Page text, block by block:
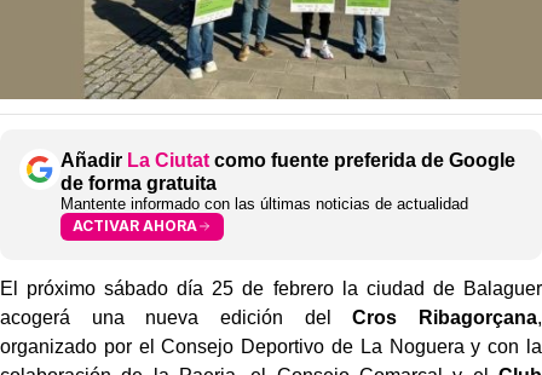
Añadir La Ciutat como fuente preferida de Google
de forma gratuita
Mantente informado con las últimas noticias de actualidad
ACTIVAR AHORA
El próximo sábado día 25 de febrero la ciudad de Balaguer
acogerá una nueva edición delCros Ribagorçana,
organizado por el Consejo Deportivo de La Noguera y con la